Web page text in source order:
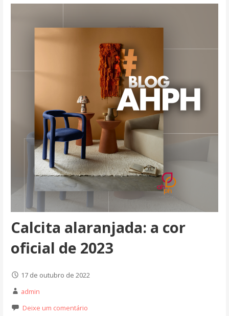
Calcita alaranjada: a cor
oficial de 2023
17 de outubro de 2022
admin
Deixe um comentário